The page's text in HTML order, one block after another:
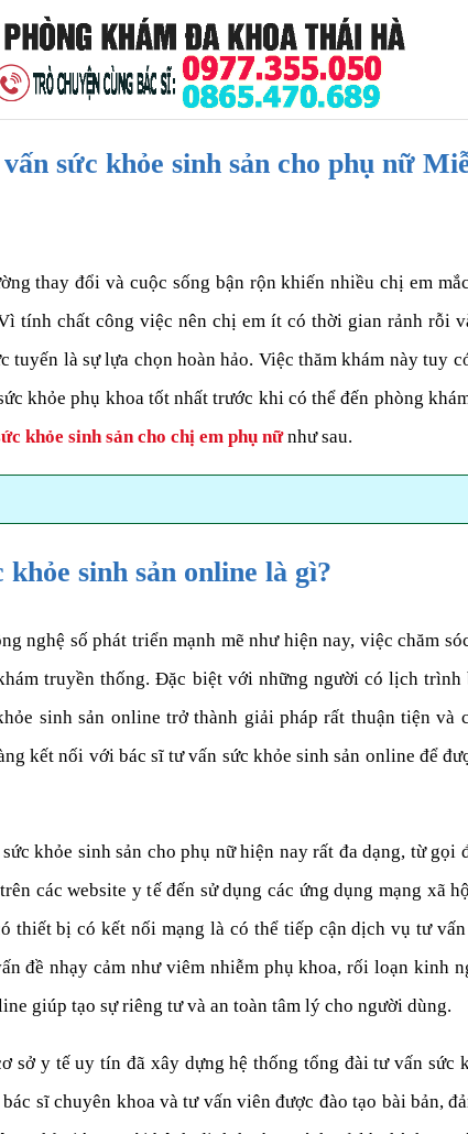
sức khỏe sinh sản cho phụ nữ
thay đổi và cuộc sống bận rộn khiến nhiều chị em
tính chất công việc nên chị em ít có thời gian rảnh rỗi
tuyến là sự lựa chọn hoàn hảo. Việc thăm khám này tuy
khỏe phụ khoa tốt nhất trước khi có thể đến phòng
khỏe sinh sản cho chị em phụ nữnhư sau.
sinh sản online là gì?
nghệ số phát triển mạnh mẽ như hiện nay, việc chăm
truyền thống. Đặc biệt với những người có lịch
sinh sản online trở thành giải pháp rất thuận tiện
kết nối với bác sĩ tư vấn sức khỏe sinh sản online để
khỏe sinh sản cho phụ nữ hiện nay rất đa dạng, từ
các website y tế đến sử dụng các ứng dụng mạng xã
thiết bị có kết nối mạng là có thể tiếp cận dịch vụ tư
đề nhạy cảm như viêm nhiễm phụ khoa, rối loạn kinh
giúp tạo sự riêng tư và an toàn tâm lý cho người dùng.
sở y tế uy tín đã xây dựng hệ thống tổng đài tư vấn sức
sĩ chuyên khoa và tư vấn viên được đào tạo bài bản,